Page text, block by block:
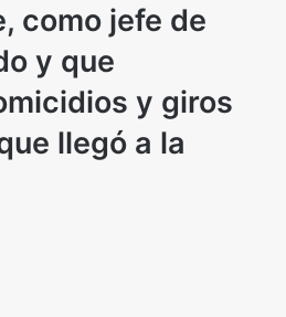
como jefe de
y que
y giros
llegó a la